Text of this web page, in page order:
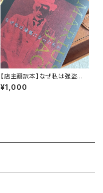
【店主翻訳本】なぜ私は強盗に
なったのか マリウスジェイコブ
（moonlight books vol.1）
¥1,000